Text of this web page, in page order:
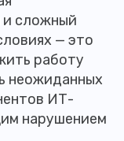
сложный
— это
работу
неожиданных
ИТ-
нарушением